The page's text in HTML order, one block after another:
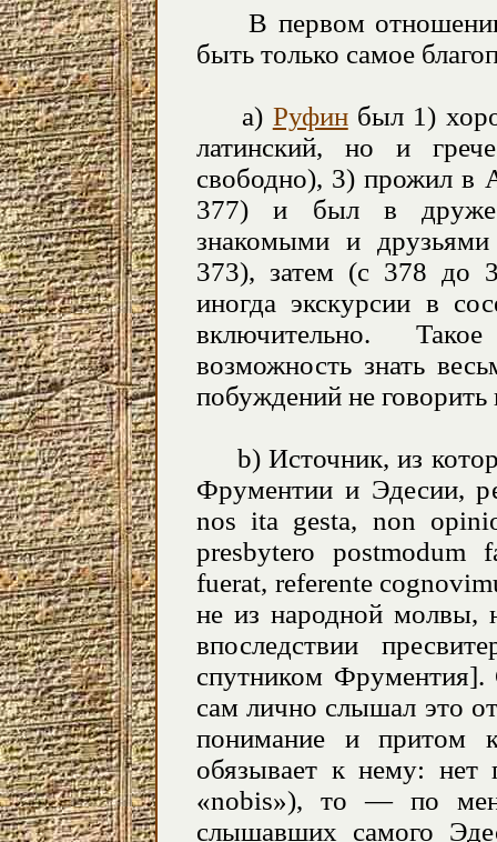
В первом отношении
быть только самое
a) Руфинбыл 1)
латинский, но и
свободно), 3) прожил в
377) и был в
знакомыми и
373), затем (с 378 до
иногда экскурсии в
включительно.
возможность знать
побуждений не говорить
b) Источник, из
Фрументии и Эдесии,
nos ita gesta, non
presbytero postmodum
fuerat, referente
не из народной молвы,
впоследствии
спутником Фрументия].
сам лично слышал это
понимание и притом
обязывает к нему: нет
«nobis»), то — по
слышавших самого